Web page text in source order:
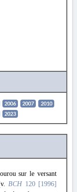
2006 2007
2010
2023
sur le versant
BCH 120 [1996]